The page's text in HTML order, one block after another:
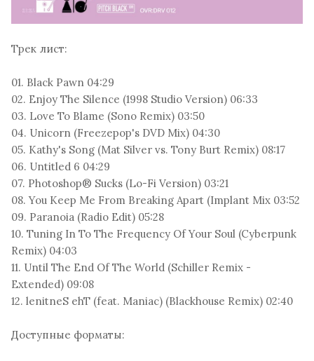
Трек лист:
01. Black Pawn 04:29
02. Enjoy The Silence (1998 Studio Version) 06:33
03. Love To Blame (Sono Remix) 03:50
04. Unicorn (Freezepop's DVD Mix) 04:30
05. Kathy's Song (Mat Silver vs. Tony Burt Remix) 08:17
06. Untitled 6 04:29
07. Photoshop® Sucks (Lo-Fi Version) 03:21
08. You Keep Me From Breaking Apart (Implant Mix 03:52
09. Paranoia (Radio Edit) 05:28
10. Tuning In To The Frequency Of Your Soul (Cyberpunk
Remix) 04:03
11. Until The End Of The World (Schiller Remix -
Extended) 09:08
12. lenitneS ehT (feat. Maniac) (Blackhouse Remix) 02:40
Доступные форматы: